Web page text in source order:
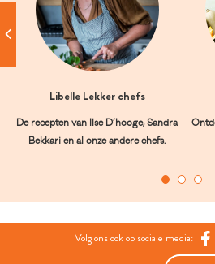
Libelle Lekker chefs
De recepten van Ilse D’hooge, Sandra
Bekkari en al onze andere chefs.
Volg ons ook op sociale media: